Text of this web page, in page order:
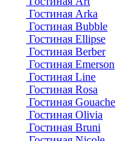
Гостиная Arka
Гостиная Bubble
Гостиная Ellipse
Гостиная Berber
Гостиная Emerson
Гостиная Line
Гостиная Rosa
Гостиная Gouache
Гостиная Olivia
Гостиная Bruni